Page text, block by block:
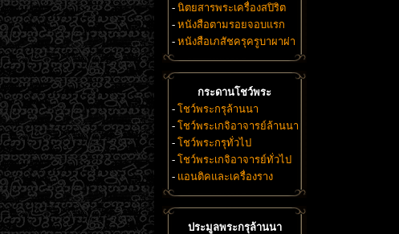
- นิตยสารพระเครื่องสปิริต
- หนังสือตามรอยจอบแรก
- หนังสือเภสัชครุครูบาผาผ่า
กระดานโชว์พระ
- โชว์พระกรุล้านนา
- โชว์พระเกจิอาจารย์ล้านนา
- โชว์พระกรุทั่วไป
- โชว์พระเกจิอาจารย์ทั่วไป
- แอนติคและเครื่องราง
ประมูลพระกรุล้านนา